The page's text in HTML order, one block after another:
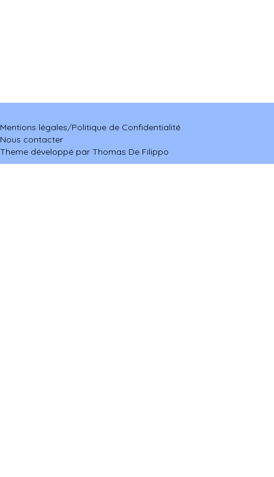
Mentions légales/Politique de Confidentialité
Nous contacter
Theme développé par Thomas De Filippo